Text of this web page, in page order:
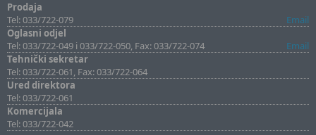
Prodaja
Tel: 033/722-079
Email
Oglasni odjel
Tel: 033/722-049 i 033/722-050, Fax: 033/722-074
Email
Tehnički sekretar
Tel: 033/722-061, Fax: 033/722-064
Ured direktora
Tel: 033/722-061
Komercijala
Tel: 033/722-042